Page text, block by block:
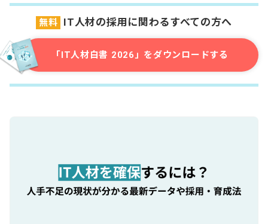
無料 IT人材の採用に関わるすべての方へ
「IT人材白書 2026」をダウンロードする